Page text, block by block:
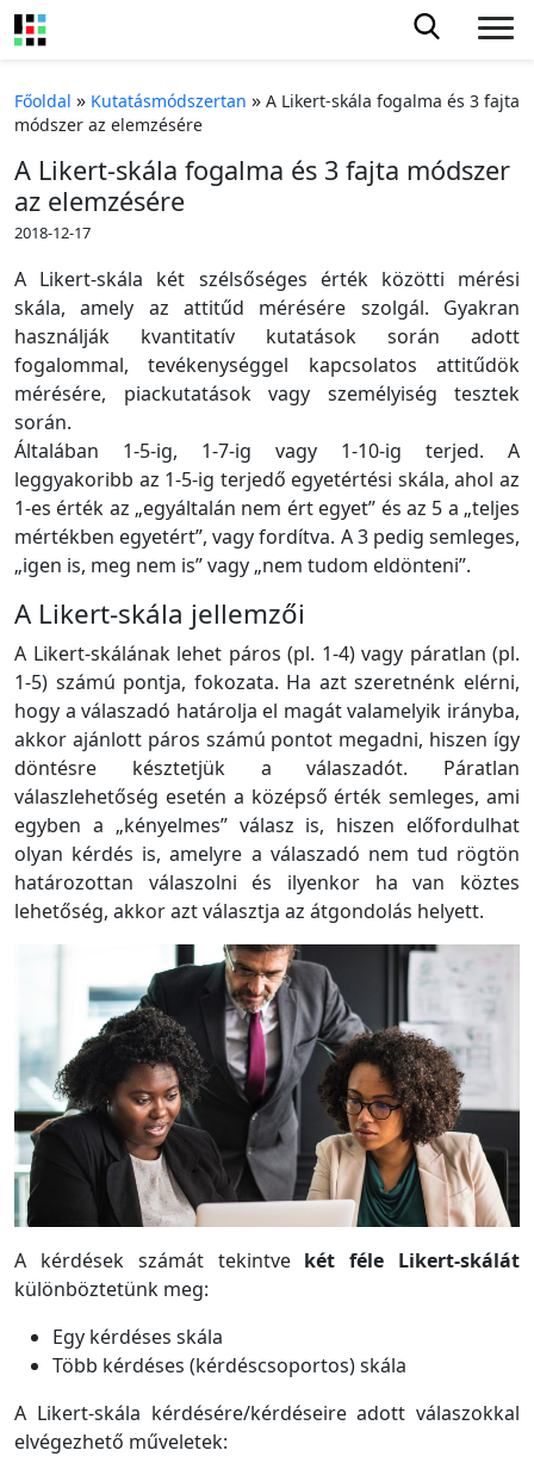
Főoldal » Kutatásmódszertan » A Likert-skála fogalma és 3 fajta
módszer az elemzésére
A Likert-skála fogalma és 3 fajta módszer
az elemzésére
2018-12-17
A Likert-skála két szélsőséges érték közötti mérési
skála, amely az attitűd mérésére szolgál. Gyakran
használják kvantitatív kutatások során adott
fogalommal, tevékenységgel kapcsolatos attitűdök
mérésére, piackutatások vagy személyiség tesztek
során.
Általában 1-5-ig, 1-7-ig vagy 1-10-ig terjed. A
leggyakoribb az 1-5-ig terjedő egyetértési skála, ahol az
1-es érték az „egyáltalán nem ért egyet” és az 5 a „teljes
mértékben egyetért”, vagy fordítva. A 3 pedig semleges,
„igen is, meg nem is” vagy „nem tudom eldönteni”.
A Likert-skála jellemzői
A Likert-skálának lehet páros (pl. 1-4) vagy páratlan (pl.
1-5) számú pontja, fokozata. Ha azt szeretnénk elérni,
hogy a válaszadó határolja el magát valamelyik irányba,
akkor ajánlott páros számú pontot megadni, hiszen így
döntésre késztetjük a válaszadót. Páratlan
válaszlehetőség esetén a középső érték semleges, ami
egyben a „kényelmes” válasz is, hiszen előfordulhat
olyan kérdés is, amelyre a válaszadó nem tud rögtön
határozottan válaszolni és ilyenkor ha van köztes
lehetőség, akkor azt választja az átgondolás helyett.
A kérdések számát tekintve két féle Likert-skálát
különböztetünk meg:
Egy kérdéses skála
Több kérdéses (kérdéscsoportos) skála
A Likert-skála kérdésére/kérdéseire adott válaszokkal
elvégezhető műveletek: